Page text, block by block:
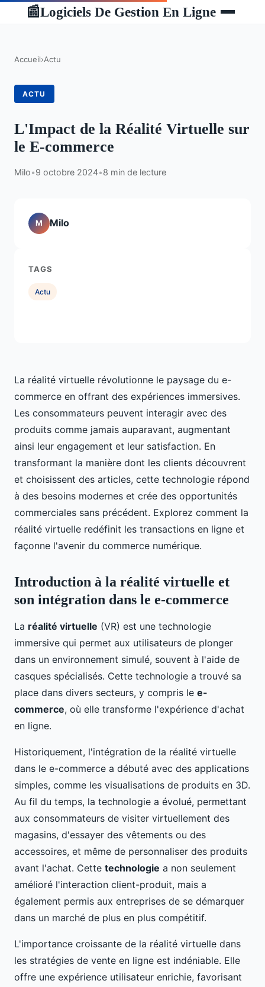
📰Logiciels De Gestion En Ligne
Accueil›Actu
ACTU
L'Impact de la Réalité Virtuelle sur
le E-commerce
Milo•9 octobre 2024•8 min de lecture
La réalité virtuelle révolutionne le paysage du e-
commerce en offrant des expériences immersives.
Les consommateurs peuvent interagir avec des
produits comme jamais auparavant, augmentant
ainsi leur engagement et leur satisfaction. En
transformant la manière dont les clients découvrent
et choisissent des articles, cette technologie répond
à des besoins modernes et crée des opportunités
commerciales sans précédent. Explorez comment la
réalité virtuelle redéfinit les transactions en ligne et
façonne l'avenir du commerce numérique.
Introduction à la réalité virtuelle et
son intégration dans le e-commerce
La réalité virtuelle (VR) est une technologie
immersive qui permet aux utilisateurs de plonger
dans un environnement simulé, souvent à l'aide de
casques spécialisés. Cette technologie a trouvé sa
place dans divers secteurs, y compris le e-
commerce, où elle transforme l'expérience d'achat
en ligne.
Historiquement, l'intégration de la réalité virtuelle
dans le e-commerce a débuté avec des applications
simples, comme les visualisations de produits en 3D.
Au fil du temps, la technologie a évolué, permettant
aux consommateurs de visiter virtuellement des
magasins, d'essayer des vêtements ou des
accessoires, et même de personnaliser des produits
avant l'achat. Cette technologie a non seulement
amélioré l'interaction client-produit, mais a
également permis aux entreprises de se démarquer
dans un marché de plus en plus compétitif.
L'importance croissante de la réalité virtuelle dans
les stratégies de vente en ligne est indéniable. Elle
offre une expérience utilisateur enrichie, favorisant
M Milo
TAGS
Actu